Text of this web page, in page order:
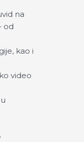
na
od
kao i
video